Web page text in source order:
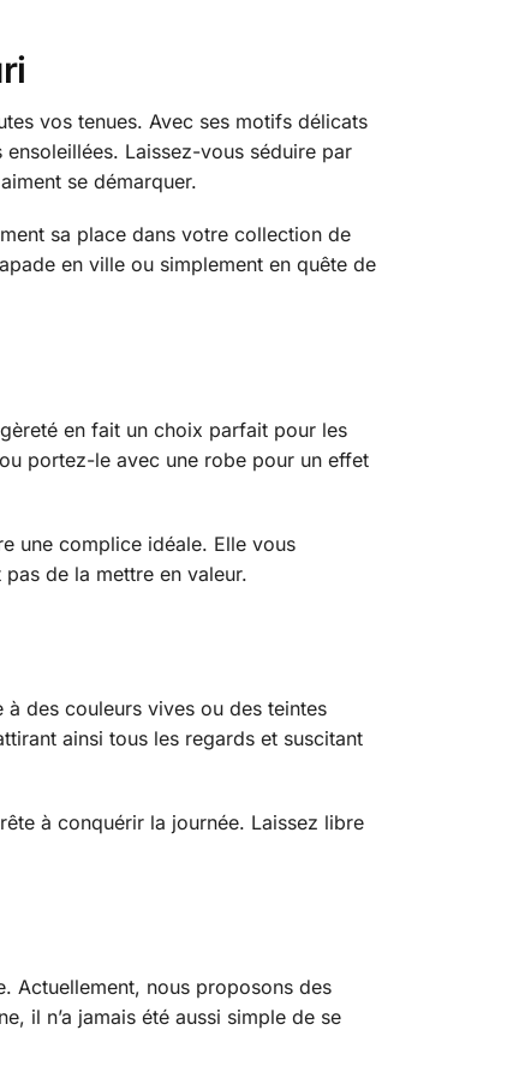
vos tenues. Avec ses motifs délicats
Laissez-vous séduire par
se démarquer.
sa place dans votre collection de
en ville ou simplement en quête de
en fait un choix parfait pour les
portez-le avec une robe pour un effet
une complice idéale. Elle vous
de la mettre en valeur.
des couleurs vives ou des teintes
ainsi tous les regards et suscitant
à conquérir la journée. Laissez libre
Actuellement, nous proposons des
il n’a jamais été aussi simple de se